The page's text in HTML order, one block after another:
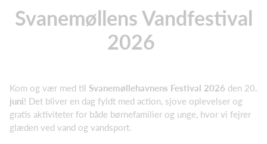
Svanemøllens Vandfestival
2026
Kom og vær med til Svanemøllehavnens Festival 2026 den 20.
juni! Det bliver en dag fyldt med action, sjove oplevelser og
gratis aktiviteter for både børnefamilier og unge, hvor vi fejrer
glæden ved vand og vandsport.